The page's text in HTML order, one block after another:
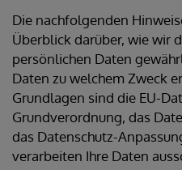
Die nachfolgenden
Überblick darüber, wie wir
persönlichen Daten
Daten zu welchem Zweck
Grundlagen sind die EU-
Grundverordnung, das
das Datenschutz-
verarbeiten Ihre Daten